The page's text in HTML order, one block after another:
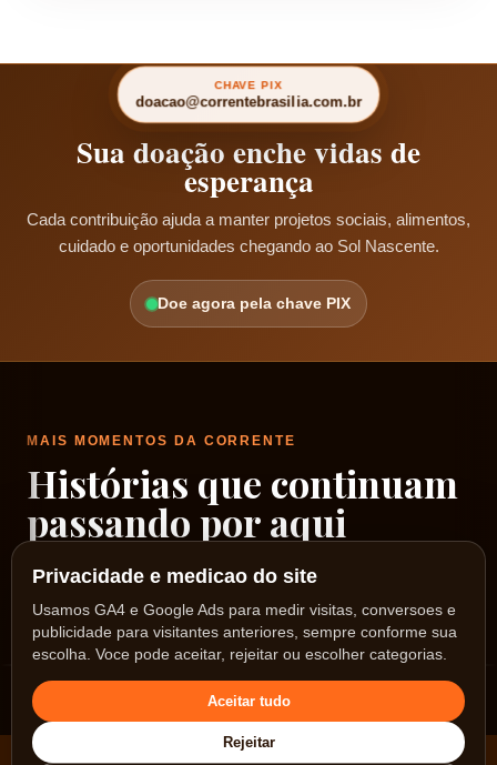
CHAVE PIX
doacao@correntebrasilia.com.br
Sua doação enche vidas de
esperança
Cada contribuição ajuda a manter projetos sociais, alimentos,
cuidado e oportunidades chegando ao Sol Nascente.
Doe agora pela chave PIX
MAIS MOMENTOS DA CORRENTE
Histórias que continuam
passando por aqui
Um rodízio de fotos reais dos nossos encontros, ações e
caminhos no Sol Nascente.
Privacidade e medicao do site
Usamos GA4 e Google Ads para medir visitas, conversoes e
publicidade para visitantes anteriores, sempre conforme sua
escolha. Voce pode aceitar, rejeitar ou escolher categorias.
Aceitar tudo
Rejeitar